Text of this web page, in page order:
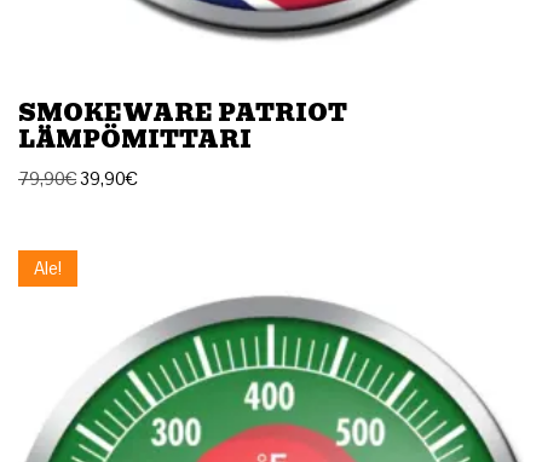
SMOKEWARE PATRIOT
LÄMPÖMITTARI
79,90€39,90€
Ale!